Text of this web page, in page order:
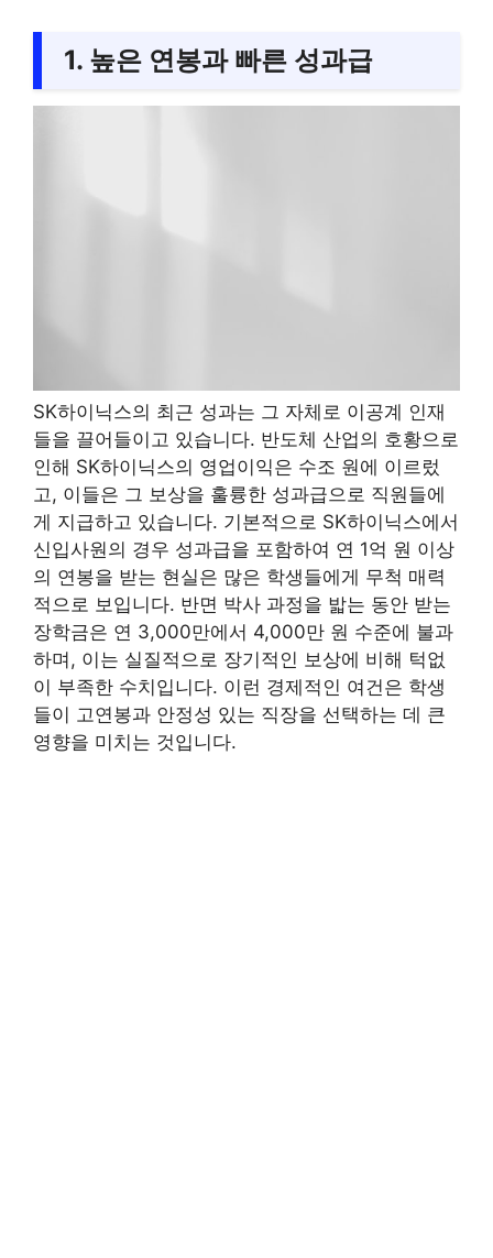
1. 높은 연봉과 빠른 성과급
SK하이닉스의 최근 성과는 그 자체로 이공계 인재
들을 끌어들이고 있습니다. 반도체 산업의 호황으로
인해 SK하이닉스의 영업이익은 수조 원에 이르렀
고, 이들은 그 보상을 훌륭한 성과급으로 직원들에
게 지급하고 있습니다. 기본적으로 SK하이닉스에서
신입사원의 경우 성과급을 포함하여 연 1억 원 이상
의 연봉을 받는 현실은 많은 학생들에게 무척 매력
적으로 보입니다. 반면 박사 과정을 밟는 동안 받는
장학금은 연 3,000만에서 4,000만 원 수준에 불과
하며, 이는 실질적으로 장기적인 보상에 비해 턱없
이 부족한 수치입니다. 이런 경제적인 여건은 학생
들이 고연봉과 안정성 있는 직장을 선택하는 데 큰
영향을 미치는 것입니다.